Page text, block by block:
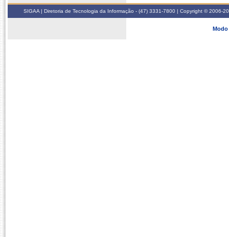
SIGAA | Diretoria de Tecnologia da Informação - (47) 3331-7800 | Copyright © 2006-
Modo